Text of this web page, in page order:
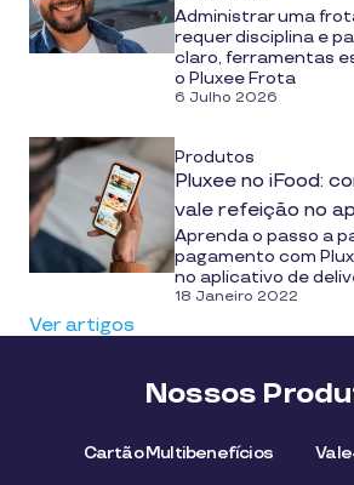
Administrar uma
requer disciplina e
claro, ferramentas
o Pluxee Frota
6 Julho 2026
Produtos
Pluxee no iFood:
vale refeição no
Aprenda o passo a
pagamento com
no aplicativo de
18 Janeiro 2022
Ver artigos
Nossos
Cartão Multibenefícios